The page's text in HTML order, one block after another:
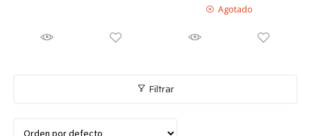
5.00de 5
Agotado
Filtrar